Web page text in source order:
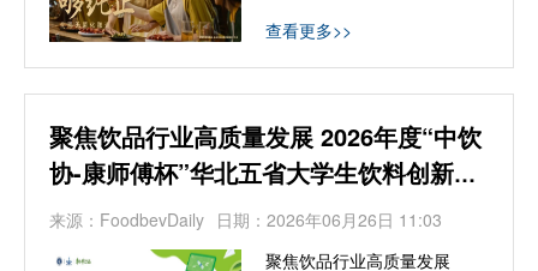
查看更多>>
聚焦饮品行业高质量发展 2026年度“中饮
协-康师傅杯”华北五省大学生饮料创新大
赛启动
来源：FoodbevDaily 日期：2026年06月26日 11:03
聚焦饮品行业高质量发展